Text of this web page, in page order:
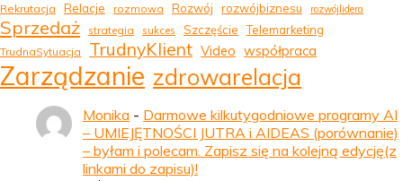
Rekrutacja
Relacje rozmowa Rozwój rozwójbiznesu rozwójlidera
Sprzedaż strategia sukces Szczęście Telemarketing
TrudnaSytuacja TrudnyKlient Video współpraca
Zarządzanie zdrowarelacja
Monika - Darmowe kilkutygodniowe programy AI
– UMIEJĘTNOŚCI JUTRA i AIDEAS (porównanie)
– byłam i polecam. Zapisz się na kolejną edycję(z
linkami do zapisu)!